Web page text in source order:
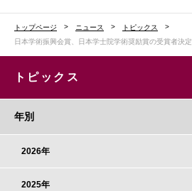
トップページ ニュース
トピックス
日本学術振興会賞、日本学士院学術奨励賞の受賞者決定
トピックス
年別
2026年
2025年